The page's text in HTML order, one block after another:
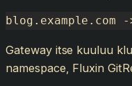
blog.example.com
Gateway itse kuuluu
namespace, Fluxin